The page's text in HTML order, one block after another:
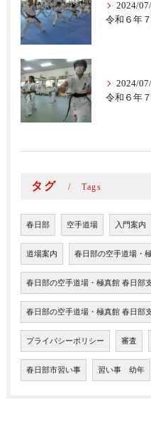
2024/
令和６年
2024/
令和６年
タグ Tags
春日部 空手道場 入門案内
道場案内 春日部の空手道場・
春日部の空手道場・極真館 春日部
春日部の空手道場・極真館 春日部
プライバシーポリシー 審査
春日部市習い事 習い事 幼年